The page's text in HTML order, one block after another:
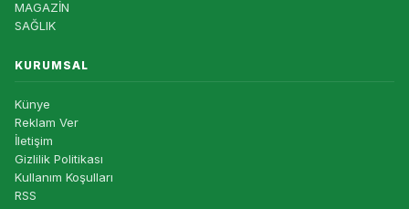
MAGAZİN
SAĞLIK
KURUMSAL
Künye
Reklam Ver
İletişim
Gizlilik Politikası
Kullanım Koşulları
RSS